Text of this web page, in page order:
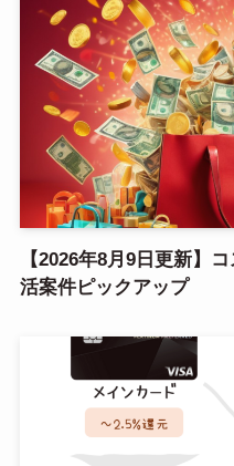
【2026年8月9日更新】
活案件ピックアップ